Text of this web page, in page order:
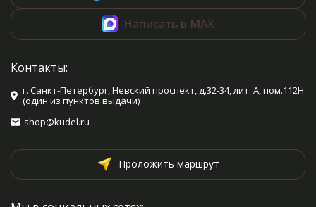
Написать в MAX
Контакты:
г. Санкт-Петербург, Невский проспект, д.32-34, лит. А, пом.112Н
(один из пунктов выдачи)
shop@kudel.ru
Проложить маршрут